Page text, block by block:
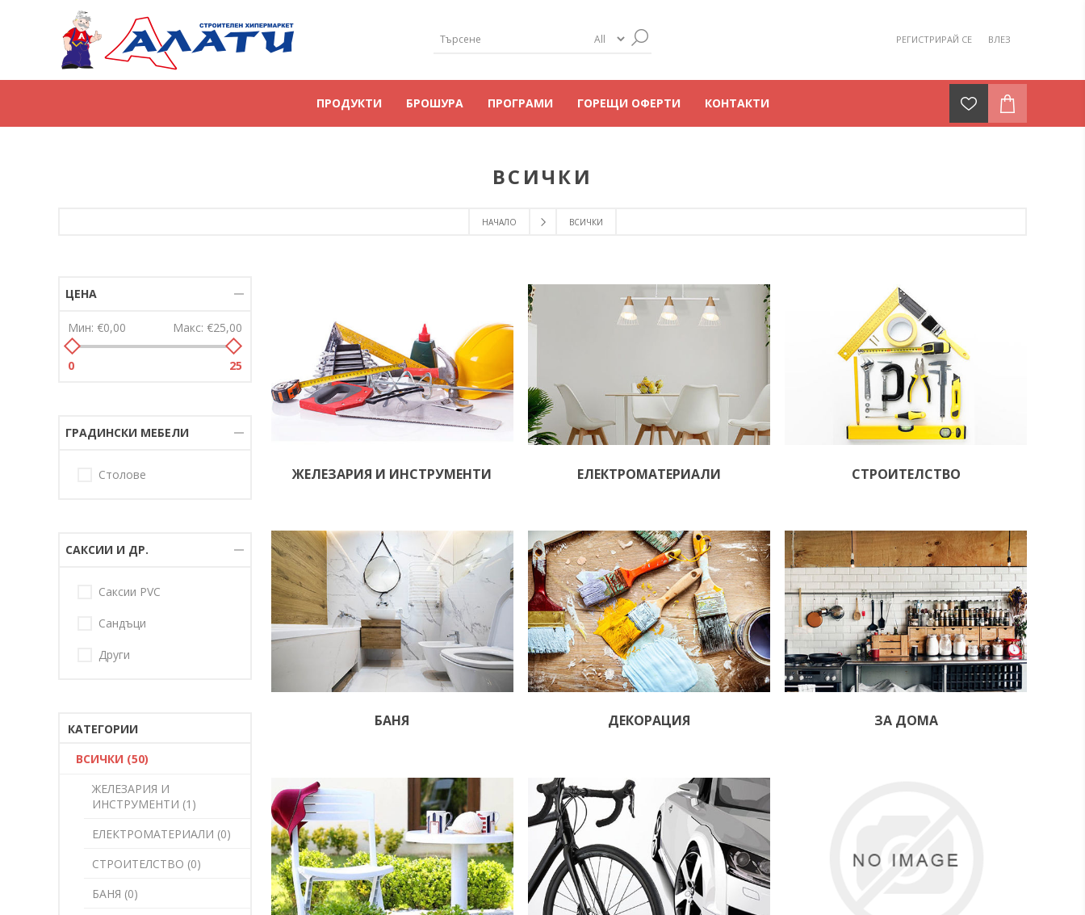
РЕГИСТРИРАЙ СЕ ВЛЕЗ
ПРОДУКТИ БРОШУРА ПРОГРАМИ ГОРЕЩИ ОФЕРТИ КОНТАКТИ
НАЧАЛО ВСИЧКИ
ВСИЧКИ
ЖЕЛЕЗАРИЯ И ИНСТРУМЕНТИ ЕЛЕКТРОМАТЕРИАЛИ СТРОИТЕЛСТВО
БАНЯ ДЕКОРАЦИЯ ЗА ДОМА
ЦЕНА
Мин: €0,00 Макс: €25,00
0 25
ГРАДИНСКИ МЕБЕЛИ
Столове
САКСИИ И ДР.
Саксии PVC
Сандъци
Други
КАТЕГОРИИ
ВСИЧКИ (50)
ЖЕЛЕЗАРИЯ И
ИНСТРУМЕНТИ (1)
ЕЛЕКТРОМАТЕРИАЛИ (0)
СТРОИТЕЛСТВО (0)
БАНЯ (0)